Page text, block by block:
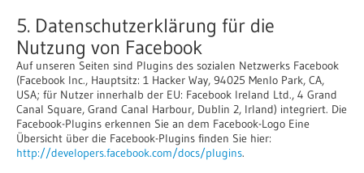
5. Datenschutzerklärung für die
Nutzung von Facebook
Auf unseren Seiten sind Plugins des sozialen Netzwerks Facebook
(Facebook Inc., Hauptsitz: 1 Hacker Way, 94025 Menlo Park, CA,
USA; für Nutzer innerhalb der EU: Facebook Ireland Ltd., 4 Grand
Canal Square, Grand Canal Harbour, Dublin 2, Irland) integriert. Die
Facebook-Plugins erkennen Sie an dem Facebook-Logo Eine
Übersicht über die Facebook-Plugins finden Sie hier:
http://developers.facebook.com/docs/plugins.